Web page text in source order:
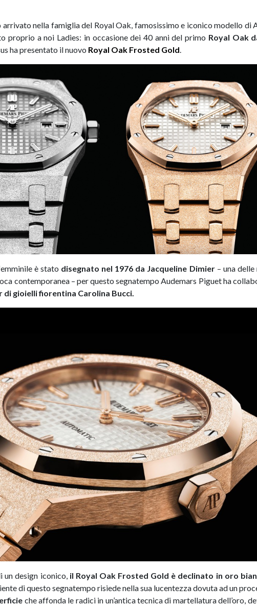
arrivato nella famiglia del Royal Oak, famosissimo e iconico modello di
proprio a noi Ladies: in occasione dei 40 anni del primo Royal Oak
ha presentato il nuovo Royal Oak Frosted Gold.
è stato disegnato nel 1976 da Jacqueline Dimier– una delle
contemporanea – per questo segnatempo Audemars Piguet ha
di gioielli fiorentina Carolina Bucci.
un design iconico, il Royal Oak Frosted Gold è declinato in oro
di questo segnatempo risiede nella sua lucentezza dovuta ad un
che affonda le radici in un’antica tecnica di martellatura dell’oro,